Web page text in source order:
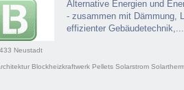
Alternative Energien und
- zusammen mit Dämmung,
effizienter Gebäudetechnik,...
Neustadt
Blockheizkraftwerk Pellets Solarstrom